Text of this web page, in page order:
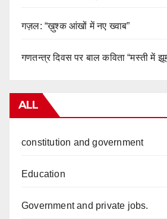
गज़ल: “ख़ुश्क आंखों में नए ख्वाब”
गणतन्त्र दिवस पर बाल कविता “मस्ती में
ALL
constitution and government
Education
Government and private jobs.